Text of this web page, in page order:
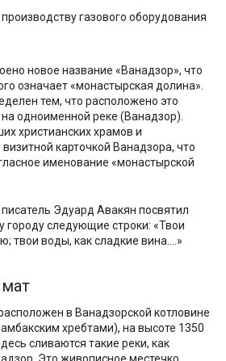
газового оборудования
новое название «Ванадзор», что
означает «монастырская долина».
тем, что расположено это
одноименной реке (Ванадзор).
христианских храмов и
карточкой Ванадзора, что
именование «монастырской
Эдуард Авакян посвятил
городу следующие строки: «Твои
твои воды, как сладкие вина….»
в Ванадзорской котловине
хребтами), на высоте 1350
сливаются такие реки, как
Это живописное местечко